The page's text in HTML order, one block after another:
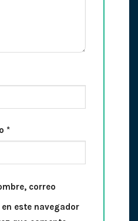
*
correo
este navegador